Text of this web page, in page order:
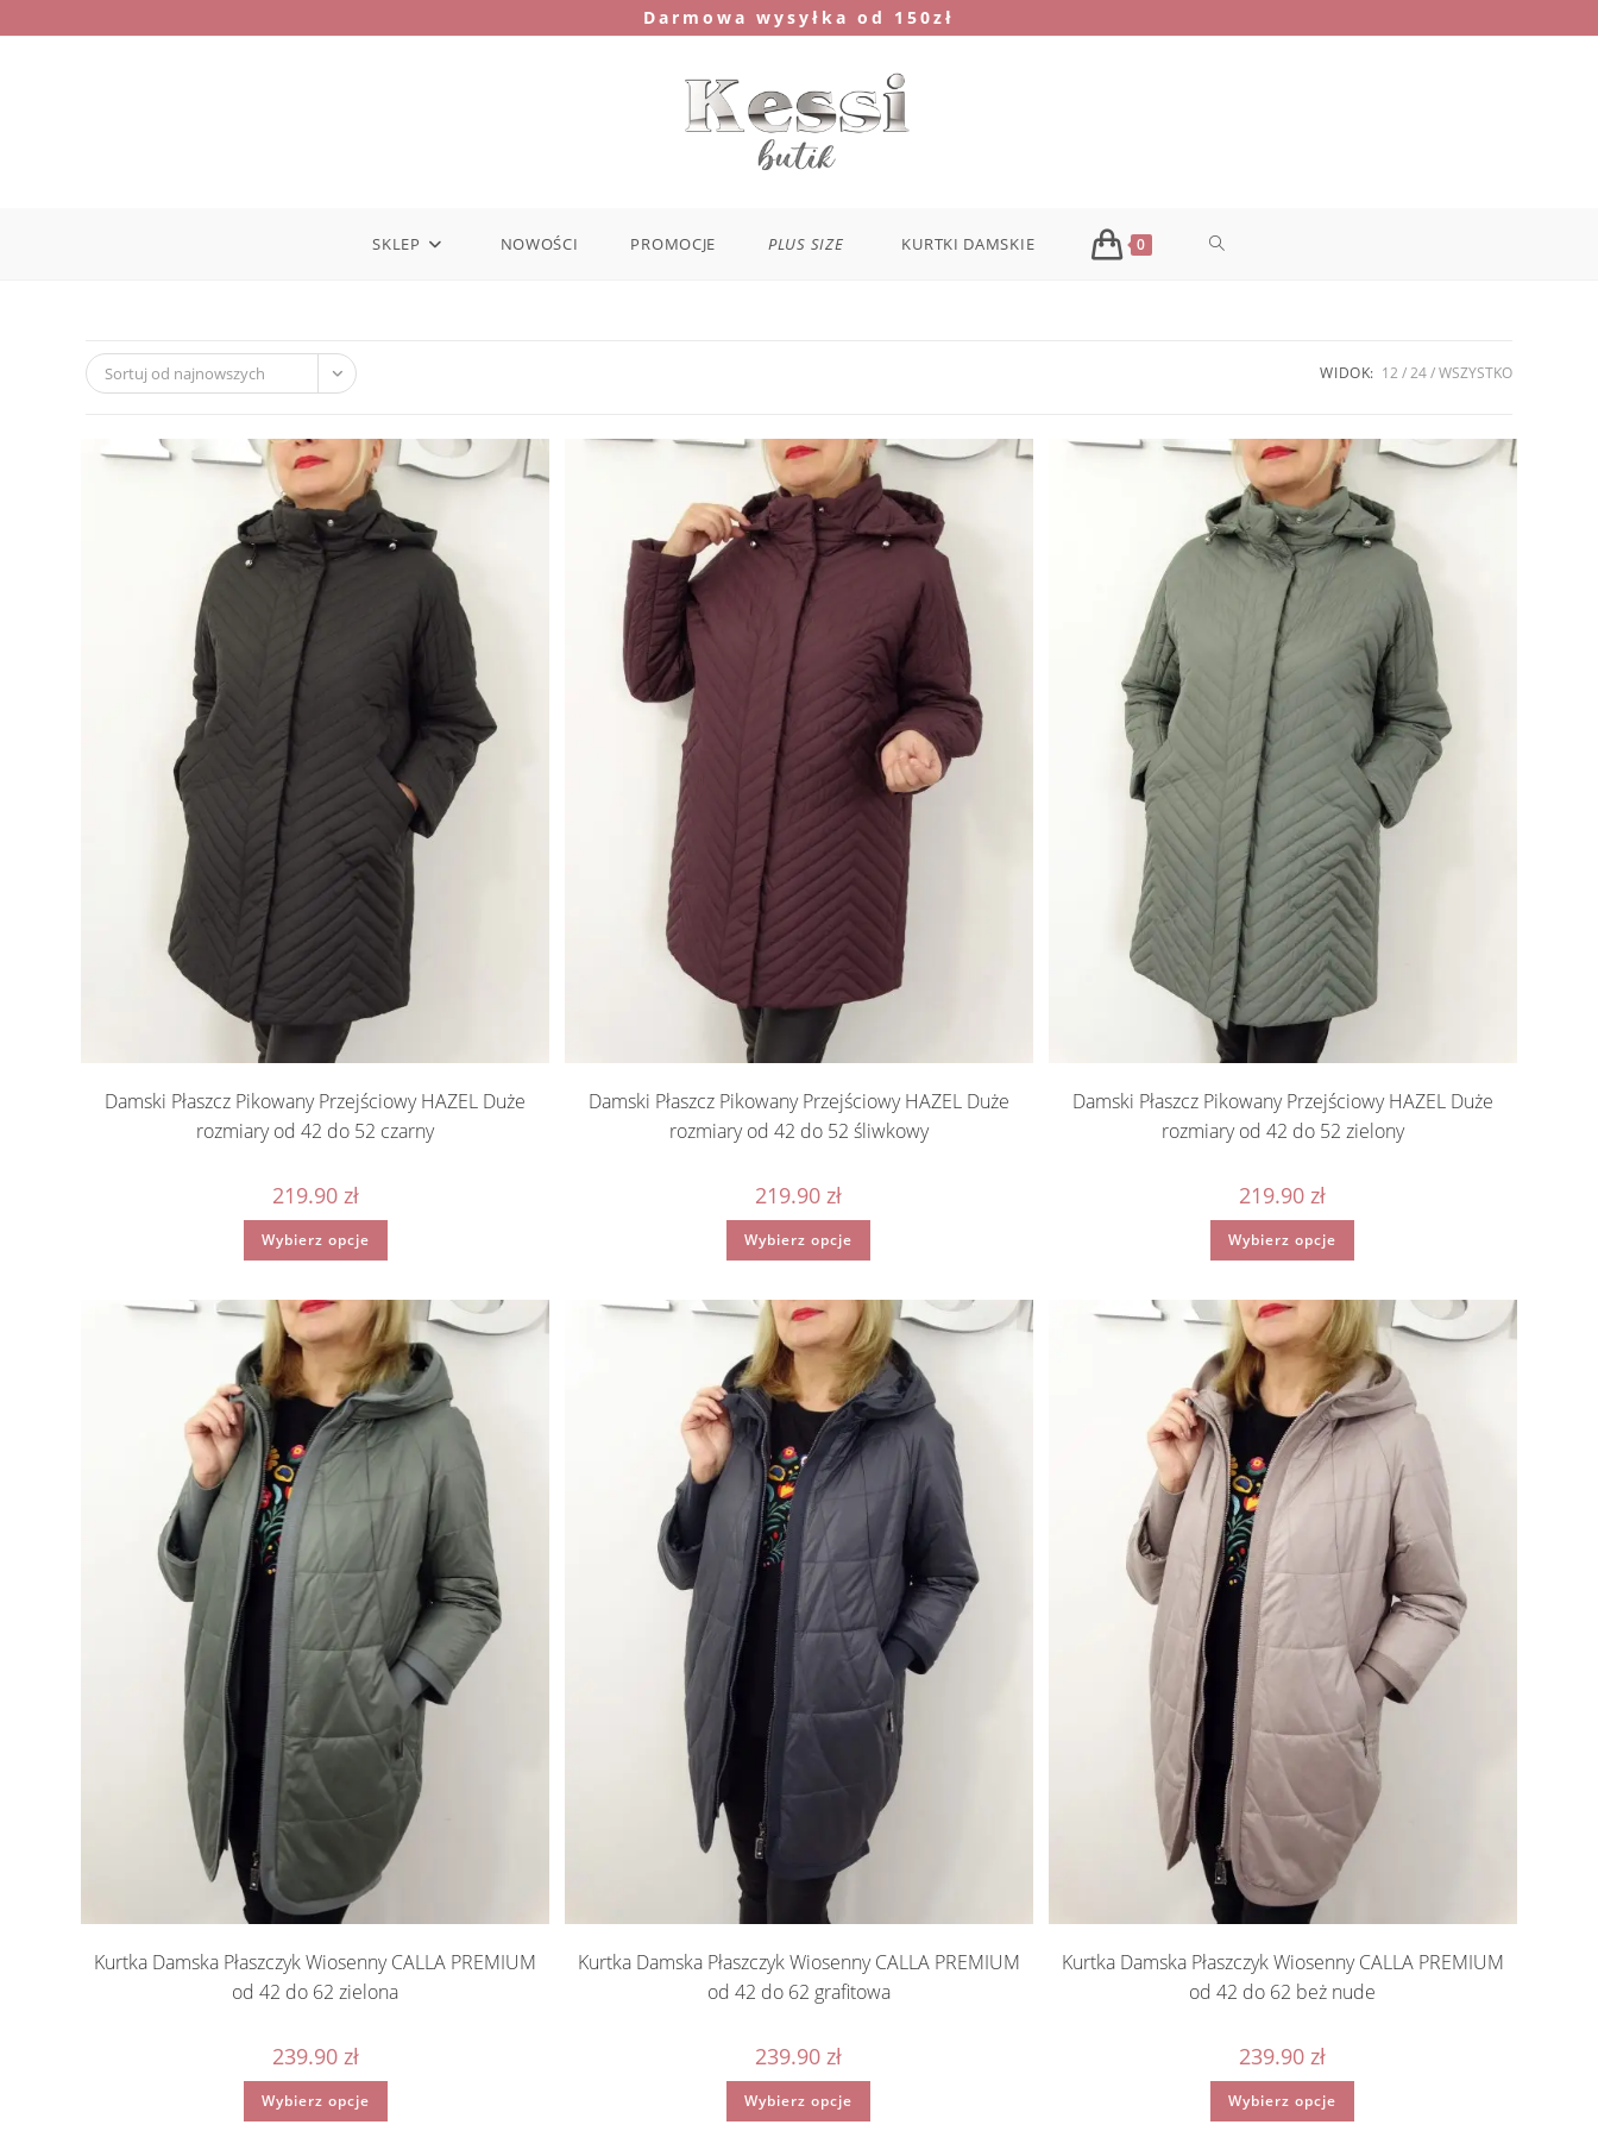
to
Darmowa wysyłka od 150zł
SKLEP NOWOŚCI PROMOCJE PLUS SIZE KURTKI DAMSKIE 0 TOGGLE
Sortuj od najnowszych WIDOK: 12 24 WSZYSTKO
Damski Płaszcz Pikowany Przejściowy HAZEL Duże
rozmiary od 42 do 52 czarny
219.90 zł
Wybierz opcje
Ten
ma
Opcje
można
wybrać
na
stronie
produktu
Damski Płaszcz Pikowany Przejściowy HAZEL Duże
rozmiary od 42 do 52 śliwkowy
219.90zł
Wybierz opcje
Ten
ma
Opcje
można
wybrać
na
stronie
produktu
Damski Płaszcz Pikowany Przejściowy HAZEL Duże
rozmiary od 42 do 52 zielony
219.90zł
Wybierz opcje
Ten
ma
Opcje
można
wybrać
na
stronie
produktu
Kurtka Damska Płaszczyk Wiosenny CALLA PREMIUM
od 42 do 62 zielona
239.90 zł
Wybierz opcje
Ten
ma
Kurtka Damska Płaszczyk Wiosenny CALLA PREMIUM
od 42 do 62 grafitowa
239.90zł
Wybierz opcje
Ten
ma
Kurtka Damska Płaszczyk Wiosenny CALLA PREMIUM
od 42 do 62 beż nude
239.90zł
Wybierz opcje
Ten
ma